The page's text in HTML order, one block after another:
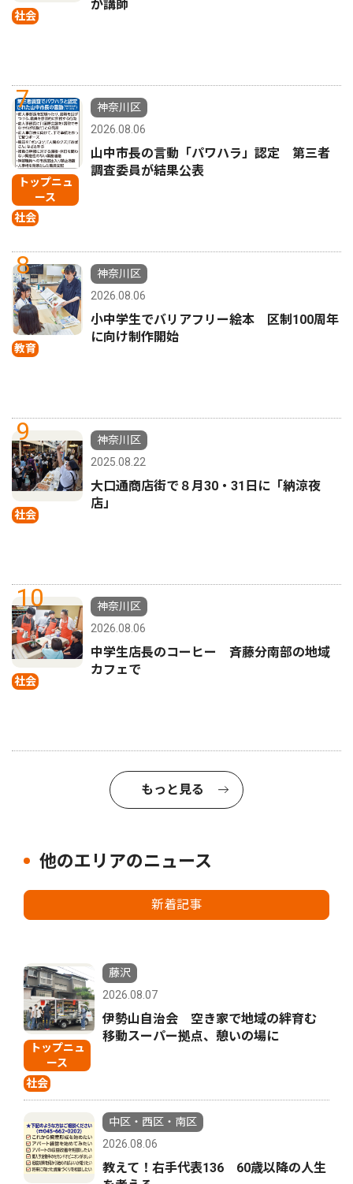
社会
が講師
7
トップニュ
ース
社会
神奈川区
2026.08.06
山中市長の言動「パワハラ」認定 第三者
調査委員が結果公表
8
教育
神奈川区
2026.08.06
小中学生でバリアフリー絵本 区制100周年
に向け制作開始
9
社会
神奈川区
2025.08.22
大口通商店街で８月30・31日に「納涼夜
店」
10
社会
神奈川区
2026.08.06
中学生店長のコーヒー 斉藤分南部の地域
カフェで
もっと見る
他のエリアのニュース
新着記事
トップニュ
ース
社会
藤沢
2026.08.07
伊勢山自治会 空き家で地域の絆育む
移動スーパー拠点、憩いの場に
中区・西区・南区
2026.08.06
教えて！右手代表136 60歳以降の人生